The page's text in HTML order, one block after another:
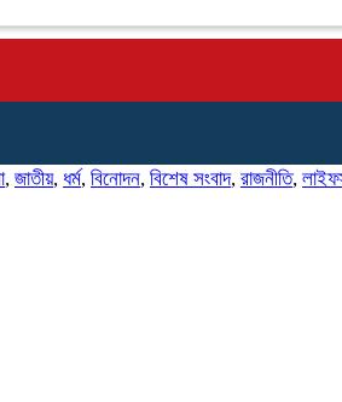
, জাতীয়, ধর্ম, বিনোদন, বিশেষ সংবাদ, রাজনীতি,